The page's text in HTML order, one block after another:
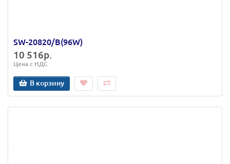
SW-20820/B(96W)
10 516р.
Цена с НДС
В корзину